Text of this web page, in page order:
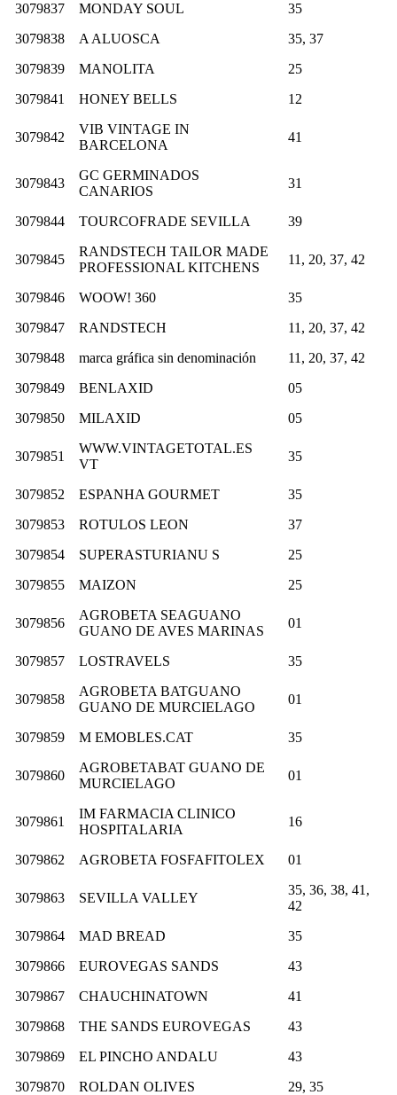
3079837 MONDAY SOUL
35
3079838
A ALUOSCA
35, 37
3079839
MANOLITA
25
3079841
HONEY BELLS 12
3079842
VIB VINTAGE IN
BARCELONA
41
3079843
GC GERMINADOS
CANARIOS
31
3079844 TOURCOFRADE SEVILLA 39
3079845
RANDSTECH TAILOR MADE
PROFESSIONAL KITCHENS
11, 20, 37, 42
3079846 WOOW! 360
35
3079847
RANDSTECH
11, 20, 37, 42
3079848
marca gráfica sin denominación
11, 20, 37, 42
3079849
BENLAXID
05
3079850
MILAXID 05
3079851
WWW.VINTAGETOTAL.ES
VT
35
3079852 ESPANHA GOURMET
35
3079853
ROTULOS LEON
37
3079854
SUPERASTURIANU S
25
3079855
MAIZON 25
3079856
AGROBETA SEAGUANO
GUANO DE AVES MARINAS
01
3079857 LOSTRAVELS 35
3079858
AGROBETA BATGUANO
GUANO DE MURCIELAGO
01
3079859 M EMOBLES.CAT 35
3079860
AGROBETABAT GUANO DE
MURCIELAGO
01
3079861
IM FARMACIA CLINICO
HOSPITALARIA
16
3079862 AGROBETA FOSFAFITOLEX 01
3079863 SEVILLA VALLEY
35, 36, 38, 41,
42
3079864
MAD BREAD
35
3079866
EUROVEGAS SANDS
43
3079867
CHAUCHINATOWN
41
3079868
THE SANDS EUROVEGAS
43
3079869
EL PINCHO ANDALU
43
3079870
ROLDAN OLIVES
29, 35